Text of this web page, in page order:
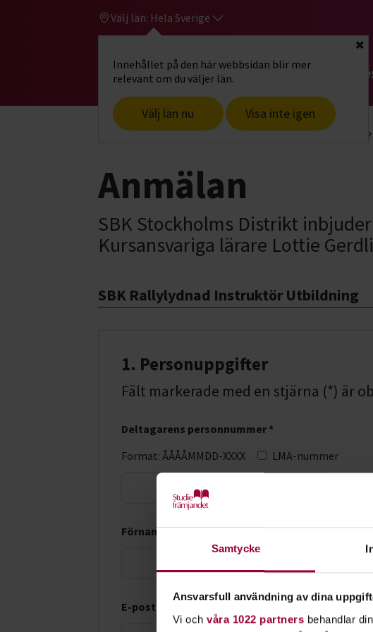
Samtycke
Ansvarsfull användning av dina
Vi och våra 1022 partners behandlar
Välj län: Hela Sverige
Innehållet på den här webbsidan blir mer
relevant om du väljer län.
Välj län nu Visa inte igen
Gå till studiefrämjandets startsidaHitta
Start Hitta intresse Hund & husdjur Lydnad
Anmälan
SBK Stockholms Distrikt
Kursansvariga lärare Lottie
SBK Rallylydnad Instruktör Utbildning
1. Personuppgifter
Fält markerade med en stjärna (*) är
Deltagarens personnummer *
Format: ÅÅÅÅMMDD-XXXX
LMA-nummer
Förnamn *
E-postadress *